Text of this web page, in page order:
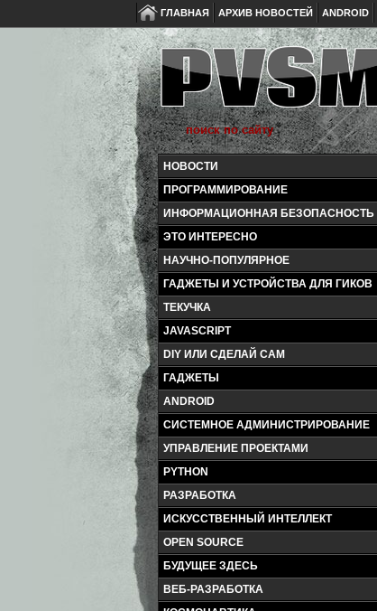
ГЛАВНАЯ АРХИВ НОВОСТЕЙ ANDROID
НОВОСТИ
ПРОГРАММИРОВАНИЕ
ИНФОРМАЦИОННАЯ БЕЗОПАСНОСТЬ
ЭТО ИНТЕРЕСНО
НАУЧНО-ПОПУЛЯРНОЕ
ГАДЖЕТЫ И УСТРОЙСТВА ДЛЯ ГИКОВ
ТЕКУЧКА
JAVASCRIPT
DIY ИЛИ СДЕЛАЙ САМ
ГАДЖЕТЫ
ANDROID
СИСТЕМНОЕ АДМИНИСТРИРОВАНИЕ
УПРАВЛЕНИЕ ПРОЕКТАМИ
PYTHON
РАЗРАБОТКА
ИСКУССТВЕННЫЙ ИНТЕЛЛЕКТ
OPEN SOURCE
БУДУЩЕЕ ЗДЕСЬ
ВЕБ-РАЗРАБОТКА